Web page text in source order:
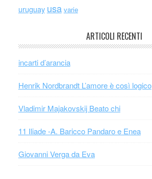
uruguay usa varie
ARTICOLI RECENTI
incarti d’arancia
Henrik Nordbrandt L’amore è così logico
Vladimir Majakovskij Beato chi
11 Iliade -A. Baricco Pandaro e Enea
Giovanni Verga da Eva